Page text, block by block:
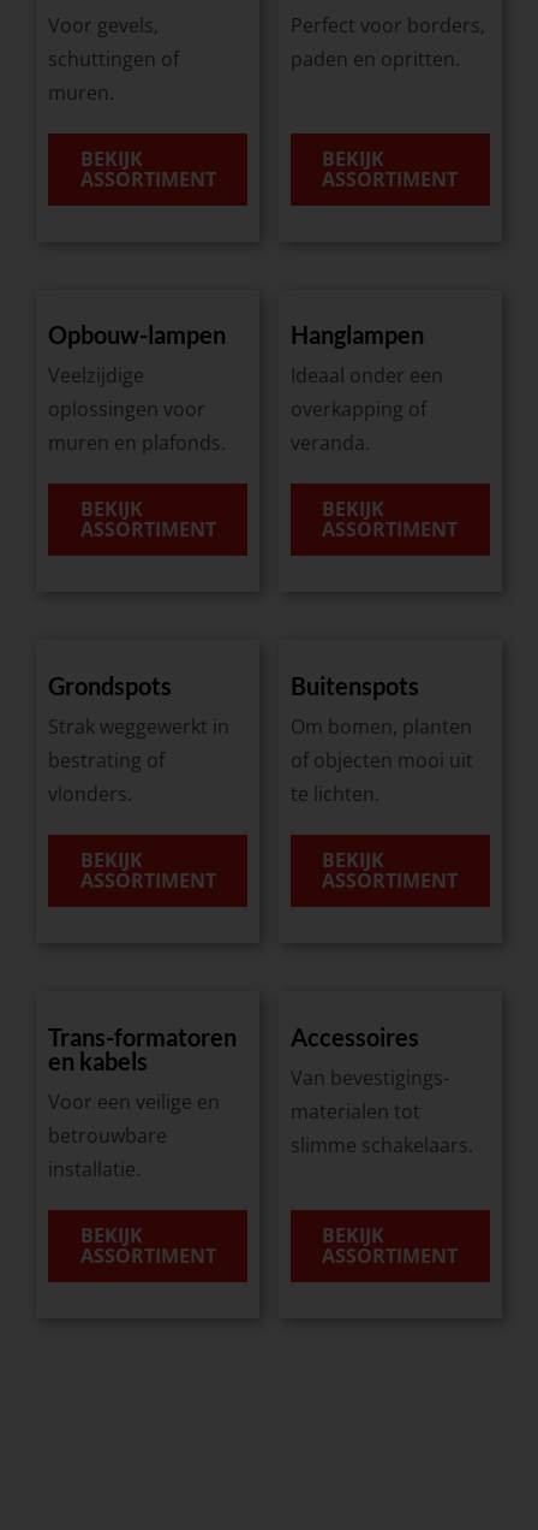
Voor gevels,
schuttingen of
muren.
BEKIJK
ASSORTIMENT
Perfect voor borders,
paden en opritten.
BEKIJK
ASSORTIMENT
Opbouw-lampen
Veelzijdige
oplossingen voor
muren en plafonds.
BEKIJK
ASSORTIMENT
Hanglampen
Ideaal onder een
overkapping of
veranda.
BEKIJK
ASSORTIMENT
Grondspots
Strak weggewerkt in
bestrating of
vlonders.
BEKIJK
ASSORTIMENT
Buitenspots
Om bomen, planten
of objecten mooi uit
te lichten.
BEKIJK
ASSORTIMENT
Trans-formatoren
en kabels
Voor een veilige en
betrouwbare
installatie.
BEKIJK
ASSORTIMENT
Accessoires
Van bevestigings-
materialen tot
slimme schakelaars.
BEKIJK
ASSORTIMENT